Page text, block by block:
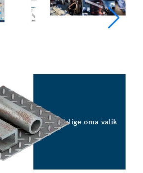
Valige oma valik